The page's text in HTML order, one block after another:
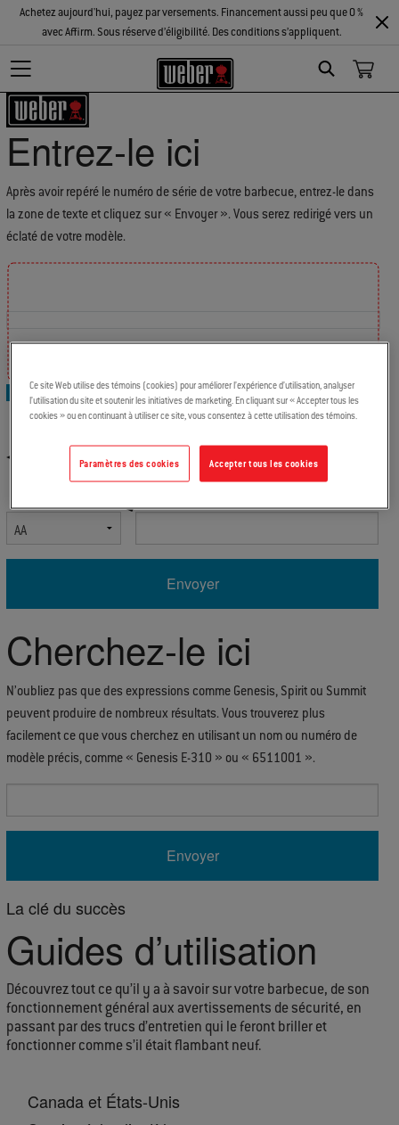
Search
Achetez aujourd'hui, payez par versements. Financement aussi peu que 0 %
avec Affirm. Sous réserve d’éligibilité. Des conditions s’appliquent.
Entrez-le ici
Après avoir repéré le numéro de série de votre barbecue, entrez-le dans
la zone de texte et cliquez sur « Envoyer ». Vous serez redirigé vers un
éclaté de votre modèle.
Find the location of your Serial Number
Trouver l’emplacement d’un numéro de série
Cherchez-le ici
N’oubliez pas que des expressions comme Genesis, Spirit ou Summit
peuvent produire de nombreux résultats. Vous trouverez plus
facilement ce que vous cherchez en utilisant un nom ou numéro de
modèle précis, comme « Genesis E-310 » ou « 6511001 ».
La clé du succès
Guides d’utilisation
Découvrez tout ce qu’il y a à savoir sur votre barbecue, de son
fonctionnement général aux avertissements de sécurité, en
passant par des trucs d’entretien qui le feront briller et
fonctionner comme s’il était flambant neuf.
Canada et États-Unis
Ce site Web utilise des témoins (cookies) pour améliorer l’expérience d’utilisation, analyser
l’utilisation du site et soutenir les initiatives de marketing. En cliquant sur « Accepter tous les
cookies » ou en continuant à utiliser ce site, vous consentez à cette utilisation des témoins.
Accepter tous les cookies
Paramètres des cookies